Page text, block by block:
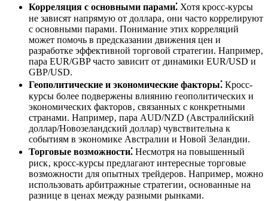
Корреляция с основными парами⁚ Хотя кросс-курсы
не зависят напрямую от доллара‚ они часто коррелируют
с основными парами. Понимание этих корреляций
может помочь в предсказании движения цен и
разработке эффективной торговой стратегии. Например‚
пара EUR/GBP часто зависит от динамики EUR/USD и
GBP/USD.
Геополитические и экономические факторы⁚ Кросс-
курсы более подвержены влиянию геополитических и
экономических факторов‚ связанных с конкретными
странами. Например‚ пара AUD/NZD (Австралийский
доллар/Новозеландский доллар) чувствительна к
событиям в экономике Австралии и Новой Зеландии.
Торговые возможности⁚ Несмотря на повышенный
риск‚ кросс-курсы предлагают интересные торговые
возможности для опытных трейдеров. Например‚ можно
использовать арбитражные стратегии‚ основанные на
разнице в ценах между разными рынками.